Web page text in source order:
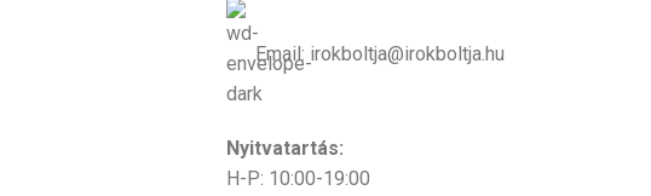
Email: irokboltja@irokboltja.hu
Nyitvatartás:
H-P: 10:00-19:00